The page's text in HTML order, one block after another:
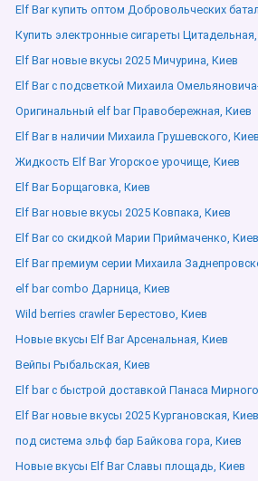
Elf Bar купить оптом Добровольческих
Купить электронные сигареты
Elf Bar новые вкусы 2025 Мичурина, Киев
Elf Bar с подсветкой Михаила
Оригинальный elf bar Правобережная, Киев
Elf Bar в наличии Михаила Грушевского, Киев
Жидкость Elf Bar Угорское урочище, Киев
Elf Bar Борщаговка, Киев
Elf Bar новые вкусы 2025 Ковпака, Киев
Elf Bar со скидкой Марии Приймаченко, Киев
Elf Bar премиум серии Михаила
elf bar combo Дарница, Киев
Wild berries crawler Берестово, Киев
Новые вкусы Elf Bar Арсенальная, Киев
Вейпы Рыбальская, Киев
Elf bar с быстрой доставкой Панаса
Elf Bar новые вкусы 2025 Кургановская, Киев
под система эльф бар Байкова гора, Киев
Новые вкусы Elf Bar Славы площадь, Киев